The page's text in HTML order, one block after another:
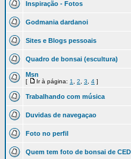
Inspiração - Fotos
Godmania dardanoi
Sites e Blogs pessoais
Quadro de bonsai (escultura)
Msn
[ Ir à página: 1 2 3 4 ]
Trabalhando com música
Duvidas de navegaçao
Foto no perfil
Quem tem foto de bonsai de